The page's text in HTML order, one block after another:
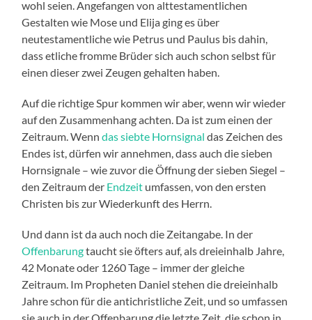
wohl seien. Angefangen von alttestamentlichen
Gestalten wie Mose und Elija ging es über
neutestamentliche wie Petrus und Paulus bis dahin,
dass etliche fromme Brüder sich auch schon selbst für
einen dieser zwei Zeugen gehalten haben.
Auf die richtige Spur kommen wir aber, wenn wir wieder
auf den Zusammenhang achten. Da ist zum einen der
Zeitraum. Wenndas siebte Hornsignal das Zeichen des
Endes ist, dürfen wir annehmen, dass auch die sieben
Hornsignale – wie zuvor die Öffnung der sieben Siegel –
den Zeitraum der Endzeit umfassen, von den ersten
Christen bis zur Wiederkunft des Herrn.
Und dann ist da auch noch die Zeitangabe. In der
Offenbarungtaucht sie öfters auf, als dreieinhalb Jahre,
42 Monate oder 1260 Tage – immer der gleiche
Zeitraum. Im Propheten Daniel stehen die dreieinhalb
Jahre schon für die antichristliche Zeit, und so umfassen